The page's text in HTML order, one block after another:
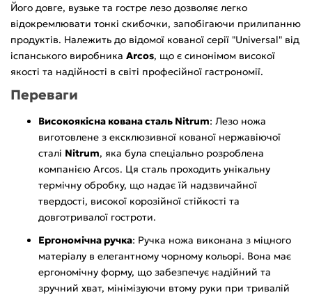
Його довге, вузьке та гостре лезо дозволяє легко
відокремлювати тонкі скибочки, запобігаючи прилипанню
продуктів. Належить до відомої кованої серії "Universal" від
іспанського виробника Arcos, що є синонімом високої
якості та надійності в світі професійної гастрономії.
Переваги
Високоякісна кована сталь Nitrum: Лезо ножа
виготовлене з ексклюзивної кованої нержавіючої
сталі Nitrum, яка була спеціально розроблена
компанією Arcos. Ця сталь проходить унікальну
термічну обробку, що надає їй надзвичайної
твердості, високої корозійної стійкості та
довготривалої гостроти.
Ергономічна ручка: Ручка ножа виконана з міцного
матеріалу в елегантному чорному кольорі. Вона має
ергономічну форму, що забезпечує надійний та
зручний хват, мінімізуючи втому руки при тривалій